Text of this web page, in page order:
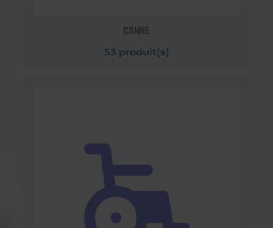
CANNE
53 produit(s)